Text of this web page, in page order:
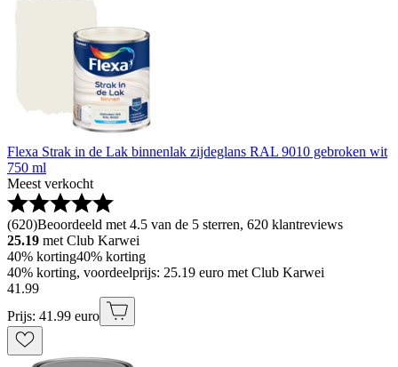
Flexa Strak in de Lak binnenlak zijdeglans RAL 9010 gebroken wit
750 ml
Meest verkocht
(620)Beoordeeld met 4.5 van de 5 sterren, 620 klantreviews
25.19 met Club Karwei
40% korting40% korting
40% korting, voordeelprijs: 25.19 euro met Club Karwei
41 .99
Prijs: 41.99 euro